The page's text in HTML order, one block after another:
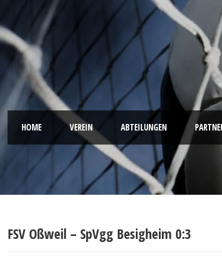
HOME VEREIN ABTEILUNGEN
FSV Oßweil – SpVgg Besigheim 0:3